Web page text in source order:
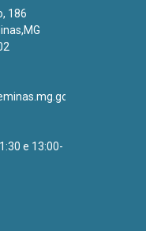
186
e 13:00-